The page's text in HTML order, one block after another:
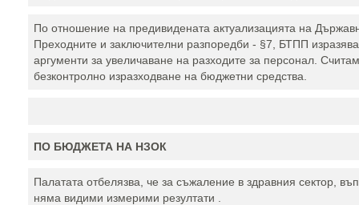
По отношение на предивидената актуализацията на
Преходните и заключителни разпоредби - §7, БТПП
аргументи за увеличаване на разходите за персонал.
безконтролно изразходване на бюджетни средства.
ПО БЮДЖЕТА НА НЗОК
Палатата отбелязва, че за съжаление в здравния сектор,
няма видими измерими резултати .